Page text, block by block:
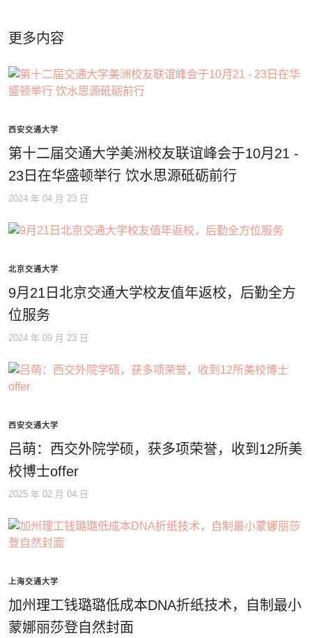
更多内容
西安交通大学
第十二届交通大学美洲校友联谊峰会于10月21 -
23日在华盛顿举行 饮水思源砥砺前行
2024 年 04 月 23 日
北京交通大学
9月21日北京交通大学校友值年返校，后勤全方
位服务
2024 年 09 月 23 日
西安交通大学
吕萌：西交外院学硕，获多项荣誉，收到12所美
校博士offer
2025 年 02 月 04 日
上海交通大学
加州理工钱璐璐低成本DNA折纸技术，自制最小
蒙娜丽莎登自然封面